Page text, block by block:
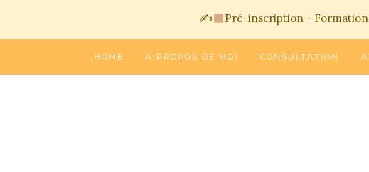
HOME A PROPOS DE MOI CONSULTATION
✍ Pré-inscription -